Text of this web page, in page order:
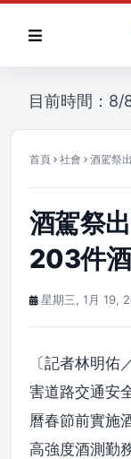
目前時間：8/
首頁 社會 酒駕祭
酒駕祭
203件
星期三, 1月 19,
〔記者林明
害道路交通安
曆春節前實施
高強度酒測勤